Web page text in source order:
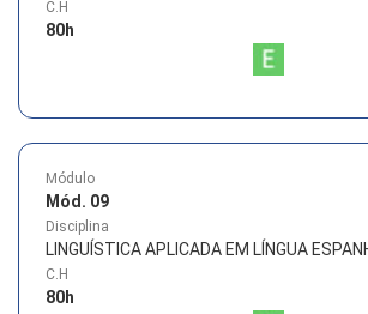
C.H
80h
Módulo
Mód. 09
Disciplina
LINGUÍSTICA APLICADA EM LÍNGUA
C.H
80h